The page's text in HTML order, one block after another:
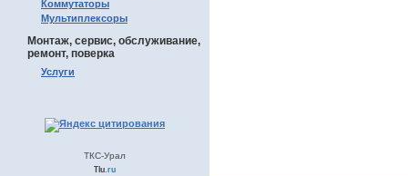
Коммутаторы
Мультиплексоры
Монтаж, сервис, обслуживание,
ремонт, поверка
Услуги
ТКС-Урал
Tiu.ru